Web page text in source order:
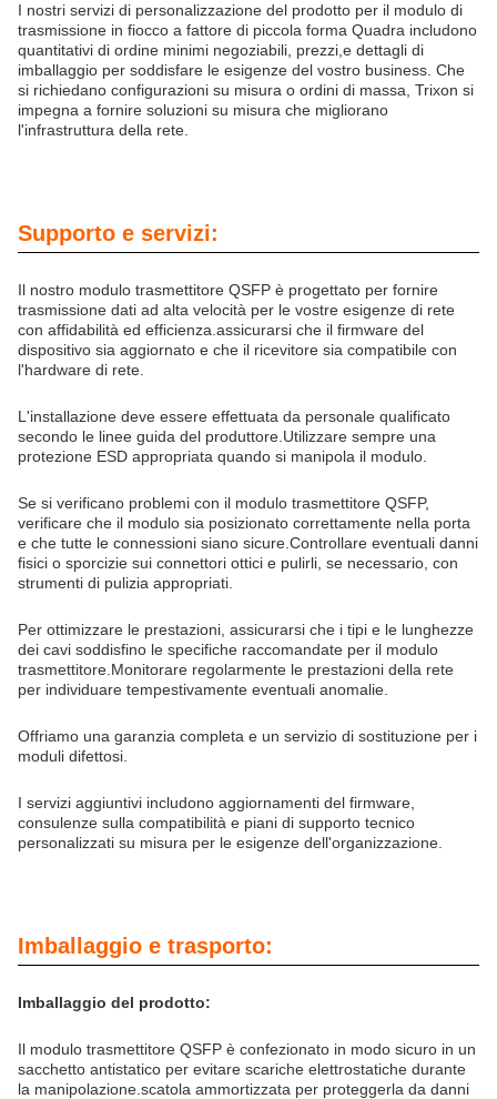
I nostri servizi di personalizzazione del prodotto per il modulo di
trasmissione in fiocco a fattore di piccola forma Quadra includono
quantitativi di ordine minimi negoziabili, prezzi,e dettagli di
imballaggio per soddisfare le esigenze del vostro business. Che
si richiedano configurazioni su misura o ordini di massa, Trixon si
impegna a fornire soluzioni su misura che migliorano
l'infrastruttura della rete.
Supporto e servizi:
Il nostro modulo trasmettitore QSFP è progettato per fornire
trasmissione dati ad alta velocità per le vostre esigenze di rete
con affidabilità ed efficienza.assicurarsi che il firmware del
dispositivo sia aggiornato e che il ricevitore sia compatibile con
l'hardware di rete.
L'installazione deve essere effettuata da personale qualificato
secondo le linee guida del produttore.Utilizzare sempre una
protezione ESD appropriata quando si manipola il modulo.
Se si verificano problemi con il modulo trasmettitore QSFP,
verificare che il modulo sia posizionato correttamente nella porta
e che tutte le connessioni siano sicure.Controllare eventuali danni
fisici o sporcizie sui connettori ottici e pulirli, se necessario, con
strumenti di pulizia appropriati.
Per ottimizzare le prestazioni, assicurarsi che i tipi e le lunghezze
dei cavi soddisfino le specifiche raccomandate per il modulo
trasmettitore.Monitorare regolarmente le prestazioni della rete
per individuare tempestivamente eventuali anomalie.
Offriamo una garanzia completa e un servizio di sostituzione per i
moduli difettosi.
I servizi aggiuntivi includono aggiornamenti del firmware,
consulenze sulla compatibilità e piani di supporto tecnico
personalizzati su misura per le esigenze dell'organizzazione.
Imballaggio e trasporto:
Imballaggio del prodotto:
Il modulo trasmettitore QSFP è confezionato in modo sicuro in un
sacchetto antistatico per evitare scariche elettrostatiche durante
la manipolazione.scatola ammortizzata per proteggerla da danni